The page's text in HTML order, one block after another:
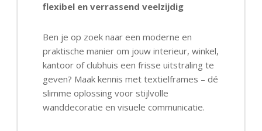
flexibel en verrassend veelzijdig
Ben je op zoek naar een moderne en
praktische manier om jouw interieur, winkel,
kantoor of clubhuis een frisse uitstraling te
geven? Maak kennis met textielframes – dé
slimme oplossing voor stijlvolle
wanddecoratie en visuele communicatie.